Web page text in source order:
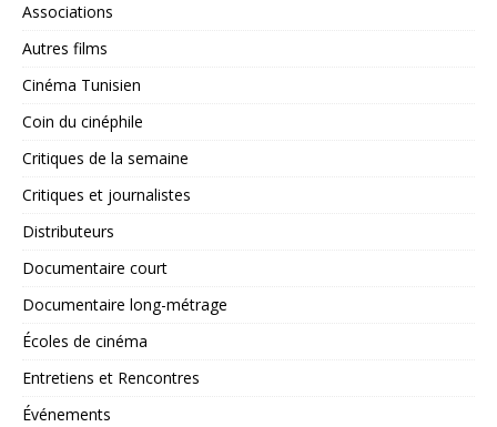
Associations
Autres films
Cinéma Tunisien
Coin du cinéphile
Critiques de la semaine
Critiques et journalistes
Distributeurs
Documentaire court
Documentaire long-métrage
Écoles de cinéma
Entretiens et Rencontres
Événements